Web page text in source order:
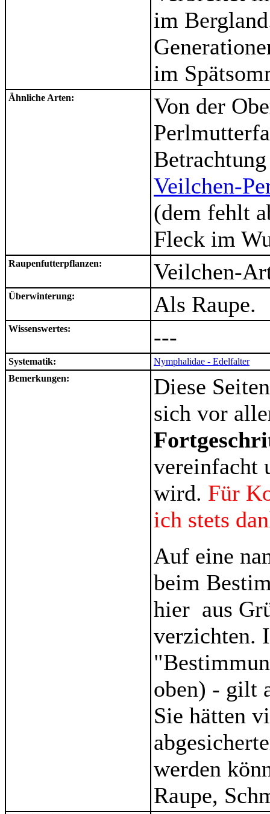
im
im
Ähnliche Arten:
Von der
Veilchen-
(dem fehlt
Fleck im
Raupenfutterpflanzen: Veilchen-
Überwinterung: Als Raupe.
Wissenswertes: ---
Systematik:
Nymphalidae - Edelfalter
Bemerkungen:
Diese
sich vor
vereinfacht
wird. Für
ich stets
Auf eine
beim
hier aus
verzichten.
oben) - gilt
Sie hätten
werden
Raupe,